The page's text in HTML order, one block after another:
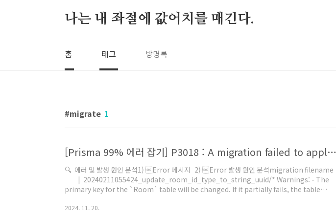
나는 내 좌절에 값어치를 매긴다.
홈 태그 방명록
migrate 1
[Prisma 99% 에러 잡기] P3018 : A migration failed to apply. |
🔍 에러 및 발생 원인 분석1) Error 메시지 2) Error 발생 원인 분석migration filename
| 20240211055424_update_room_id_type_to_string_uuid/* Warnings: - The
primary key for the `Room` table will be changed. If it partially fails, the table
`Invite` DROP FOREIGN KEY `Invite_roomId_fkey`;-- DropForeignKeyALTER
2024. 11. 20.